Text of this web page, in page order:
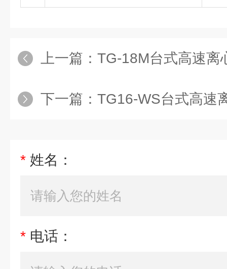
上一篇： TG-18M台式高速离
下一篇： TG16-WS台式高速离
* 姓名：
* 电话：